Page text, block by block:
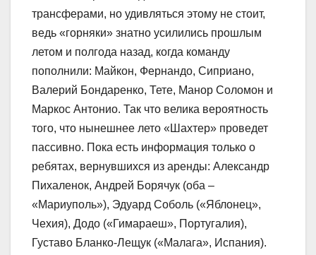
трансферами, но удивляться этому не стоит,
ведь «горняки» знатно усилились прошлым
летом и полгода назад, когда команду
пополнили: Майкон, Фернандо, Сиприано,
Валерий Бондаренко, Тете, Манор Соломон и
Маркос Антонио. Так что велика вероятность
того, что нынешнее лето «Шахтер» проведет
пассивно. Пока есть информация только о
ребятах, вернувшихся из аренды: Александр
Пихаленок, Андрей Борячук (оба –
«Мариуполь»), Эдуард Соболь («Яблонец»,
Чехия), Додо («Гимараеш», Португалия),
Густаво Бланко-Лещук («Малага», Испания).